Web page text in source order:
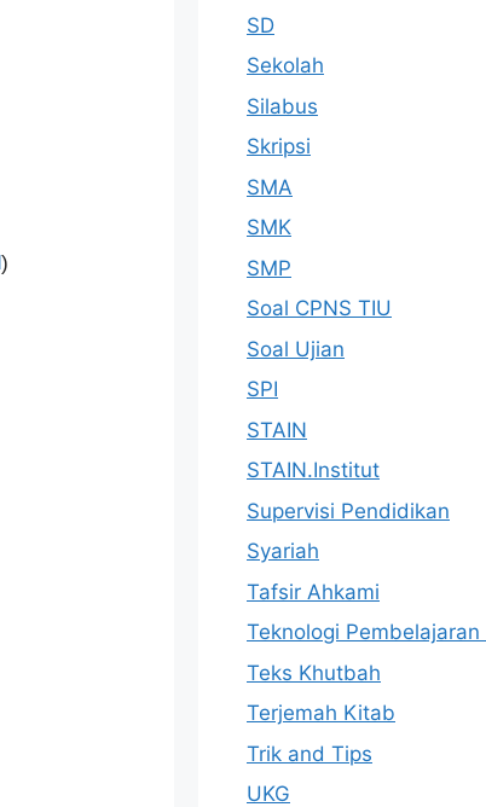
)
SD
Sekolah
Silabus
Skripsi
SMA
SMK
SMP
Soal CPNS TIU
Soal Ujian
SPI
STAIN
STAIN.Institut
Supervisi Pendidikan
Syariah
Tafsir Ahkami
Teknologi Pembelajaran
Teks Khutbah
Terjemah Kitab
Trik and Tips
UKG